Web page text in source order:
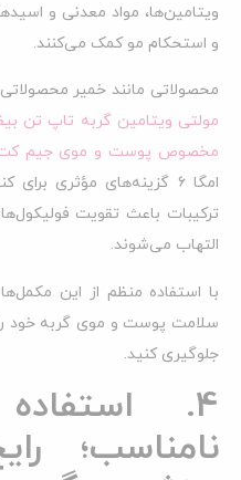
ویتامین‌ها، مواد معدنی و
و استحکام مو کمک می‌کنند.
محصولاتی مانند خمیر محصولاتی
مولتی ویتامین گربه تاپ تن
مخصوص پوست و موی جیم
امگا ۶ گزینه‌های مؤثری
ترکیبات باعث تقویت
التهاب می‌شوند.
با استفاده منظم از این
سلامت پوست و موی گربه خود
جلوگیری کنید.
4.
نامناسب؛